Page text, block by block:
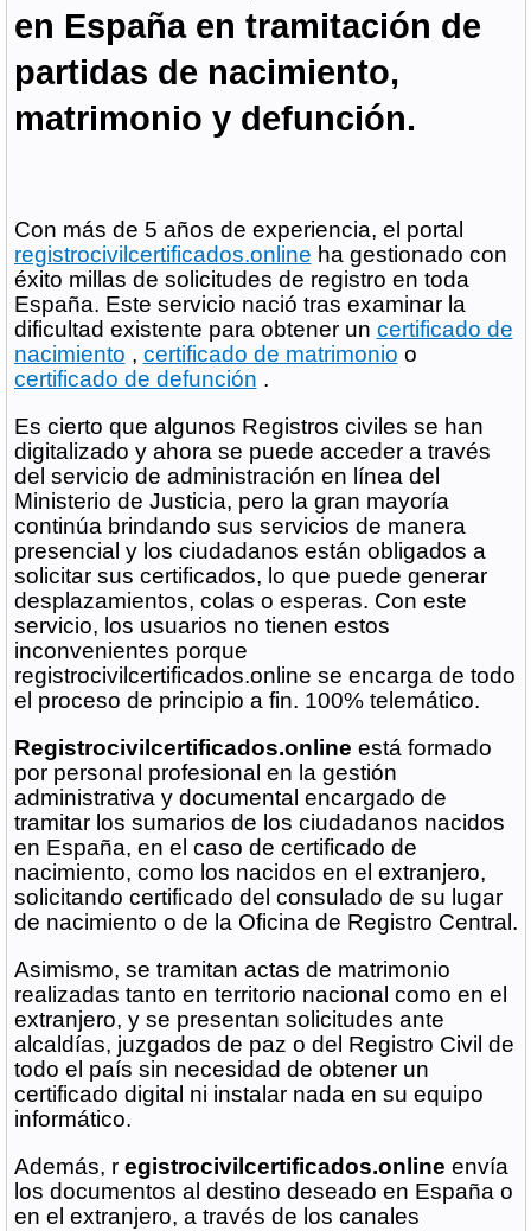
en España en tramitación de
partidas de nacimiento,
matrimonio y defunción.
Con más de 5 años de experiencia, el portal
registrocivilcertificados.online ha gestionado con
éxito millas de solicitudes de registro en toda
España. Este servicio nació tras examinar la
dificultad existente para obtener un certificado de
nacimiento , certificado de matrimonio o
certificado de defunción .
Es cierto que algunos Registros civiles se han
digitalizado y ahora se puede acceder a través
del servicio de administración en línea del
Ministerio de Justicia, pero la gran mayoría
continúa brindando sus servicios de manera
presencial y los ciudadanos están obligados a
solicitar sus certificados, lo que puede generar
desplazamientos, colas o esperas. Con este
servicio, los usuarios no tienen estos
inconvenientes porque
registrocivilcertificados.online se encarga de todo
el proceso de principio a fin. 100% telemático.
Registrocivilcertificados.online está formado
por personal profesional en la gestión
administrativa y documental encargado de
tramitar los sumarios de los ciudadanos nacidos
en España, en el caso de certificado de
nacimiento, como los nacidos en el extranjero,
solicitando certificado del consulado de su lugar
de nacimiento o de la Oficina de Registro Central.
Asimismo, se tramitan actas de matrimonio
realizadas tanto en territorio nacional como en el
extranjero, y se presentan solicitudes ante
alcaldías, juzgados de paz o del Registro Civil de
todo el país sin necesidad de obtener un
certificado digital ni instalar nada en su equipo
informático.
Además, r egistrocivilcertificados.online envía
los documentos al destino deseado en España o
en el extranjero, a través de los canales